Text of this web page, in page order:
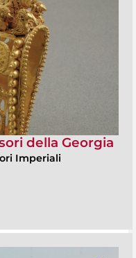
della Georgia
Imperiali